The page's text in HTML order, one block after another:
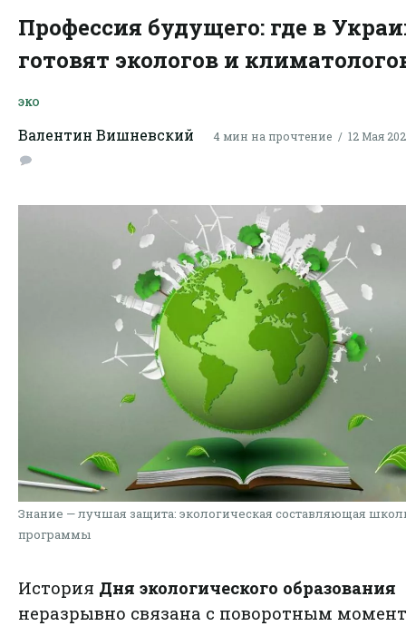
Профессия будущего: где в
готовят экологов и
ЭКО
Валентин Вишневский 4 мин на прочтение 12 Мая
Знание — лучшая защита: экологическая составляющая
программы
История Дня экологического образования
неразрывно связана с поворотным